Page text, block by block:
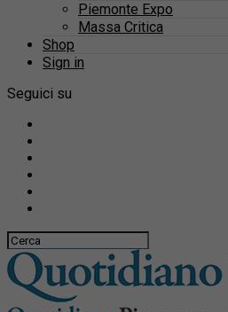
Piemonte Expo
Massa Critica
Shop
Sign in
Seguici su